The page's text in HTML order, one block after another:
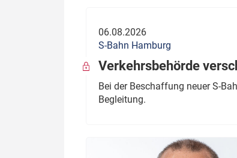
06.08.2026
S-Bahn Hamburg
Verkehrsbehörde
Bei der Beschaffung neuer S-
Begleitung.